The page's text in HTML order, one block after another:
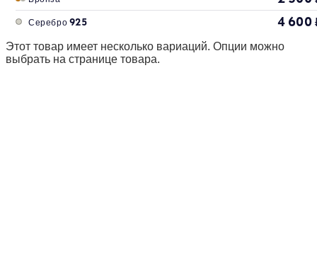
Серебро 925 4 600
Этот товар имеет несколько вариаций. Опции можно
выбрать на странице товара.